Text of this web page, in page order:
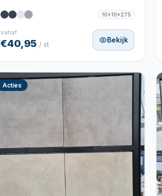
10x10x275
vanaf
€40,95 / st
Bekijk
Acties